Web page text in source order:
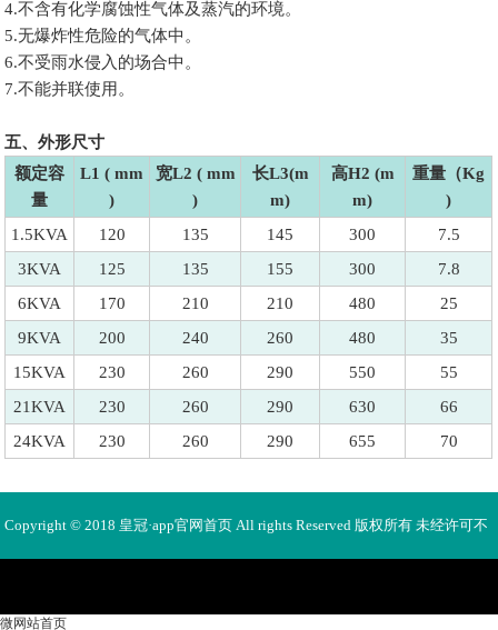
4.不含有化学腐蚀性气体及蒸汽的环境。
5.无爆炸性危险的气体中。
6.不受雨水侵入的场合中。
7.不能并联使用。
五、外形尺寸
额定容
量
L1 ( mm
)
宽L2 ( mm
)
长L3(m
m)
高H2 (m
m)
重量（Kg
)
1.5KVA
120 135 145 300
7.5
3KVA
125 135 155 300
7.8
6KVA
170 210 210 480
25
9KVA
200 240 260 480
35
15KVA
230 260 290 550
55
21KVA
230 260 290 630
66
24KVA
230 260 290 655 70
Copyright © 2018 皇冠·app官网首页 All rights Reserved 版权所有 未经许可不
微网站首页